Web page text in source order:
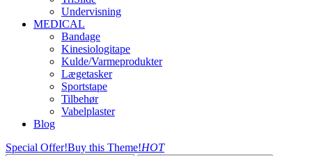
Undervisning
MEDICAL
Bandage
Kinesiologitape
Kulde/Varmeprodukter
Lægetasker
Sportstape
Tilbehør
Vabelplaster
Blog
Special Offer!Buy this Theme!HOT